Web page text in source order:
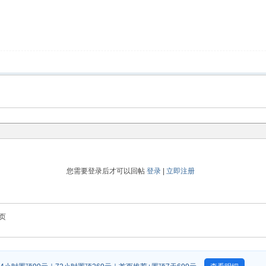
您需要登录后才可以回帖 登录| 立即注册